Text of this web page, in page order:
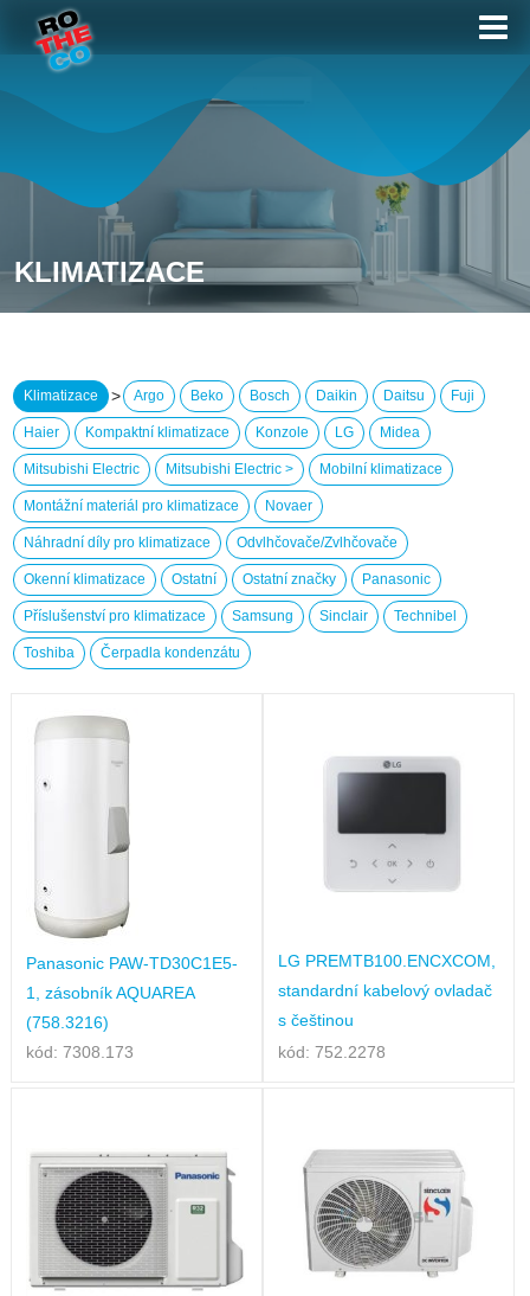
KLIMATIZACE
Klimatizace > Argo Beko Bosch Daikin Daitsu Fuji
Haier Kompaktní klimatizace Konzole LG Midea
Mitsubishi Electric Mitsubishi Electric > Mobilní klimatizace
Montážní materiál pro klimatizace Novaer
Náhradní díly pro klimatizace Odvlhčovače/Zvlhčovače
Okenní klimatizace Ostatní Ostatní značky Panasonic
Příslušenství pro klimatizace Samsung Sinclair Technibel
Toshiba Čerpadla kondenzátu
Panasonic PAW-TD30C1E5-
1, zásobník AQUAREA
(758.3216)
kód: 7308.173
LG PREMTB100.ENCXCOM,
standardní kabelový ovladač
s češtinou
kód: 752.2278